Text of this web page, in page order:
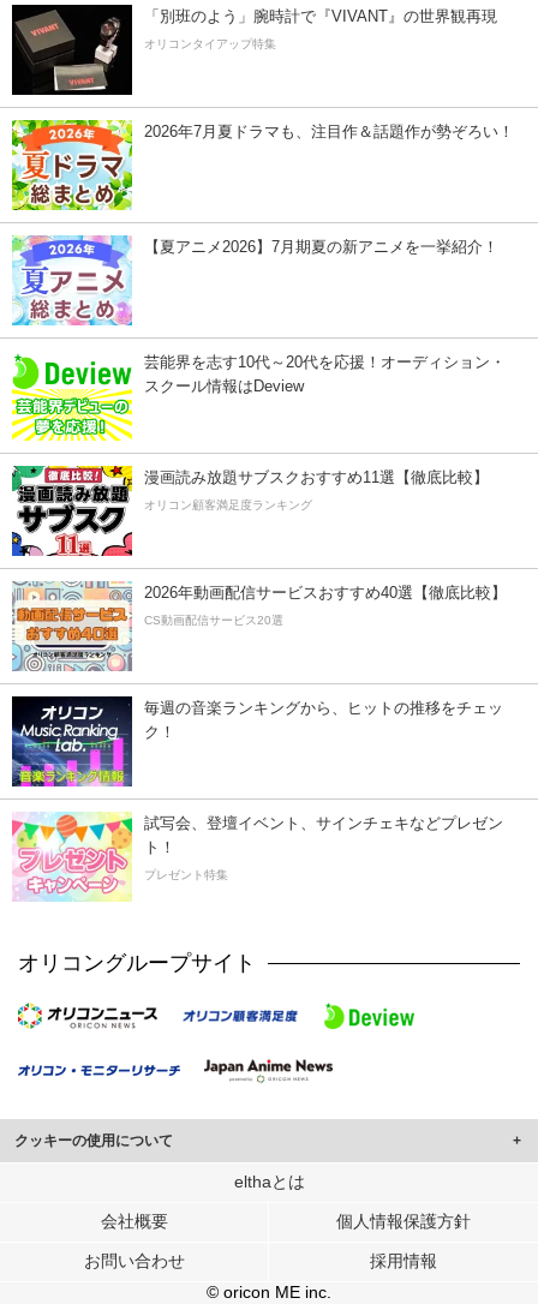
「別班のよう」腕時計で『VIVANT』の世界観再現
オリコンタイアップ特集
2026年7月夏ドラマも、注目作＆話題作が勢ぞろい！
【夏アニメ2026】7月期夏の新アニメを一挙紹介！
芸能界を志す10代～20代を応援！オーディション・
スクール情報はDeview
漫画読み放題サブスクおすすめ11選【徹底比較】
オリコン顧客満足度ランキング
2026年動画配信サービスおすすめ40選【徹底比較】
CS動画配信サービス20選
毎週の音楽ランキングから、ヒットの推移をチェッ
ク！
試写会、登壇イベント、サインチェキなどプレゼン
ト！
プレゼント特集
オリコングループサイト
クッキーの使用について
このサイトでは Cookie を使用して、ユーザーに合わせたコンテンツや広告の
行っています。
メディアや広告配信、データ解析の各パートナーに提供しています。
各パートナーは、この情報とユーザーが各パートナーに提供した他の情報や、
elthaとは
会社概要 個人情報保護方針
お問い合わせ
採用情報
© oricon ME inc.